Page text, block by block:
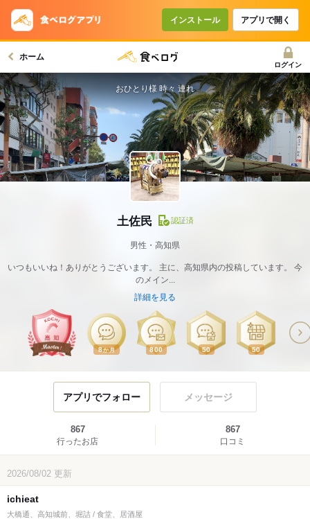
インストール アプリで開く
ホーム
ログイン
土佐民 認証済
男性・高知県
いつもいいね！ありがとうございます。 主に、高知県内の投稿しています。 今
のメイン...
詳細を見る
8か月 800 50 50
おひとり様 時々 連れ
アプリでフォロー メッセージ
867
行ったお店
867
口コミ
2026/08/02 更新
ichieat
大橋通、高知城前、堀詰 / 食堂、居酒屋